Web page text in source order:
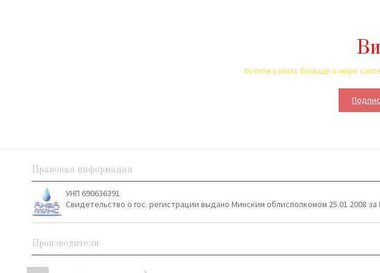
Хотите узнать больше о мире
Правовая информация
УНП 690636391
Свидетельство о гос. регистрации выдано Минским облисполкомом 25.01 2008
Производители